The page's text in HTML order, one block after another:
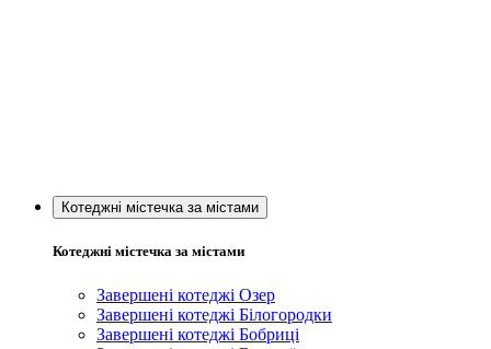
Котеджні містечка за містами
Котеджні містечка за містами
Завершені котеджі Озер
Завершені котеджі Білогородки
Завершені котеджі Бобриці